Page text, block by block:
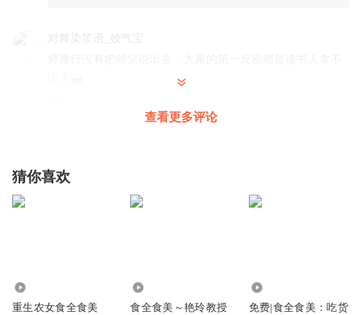
对舞染笙语_姣气宝
回复
微漭
查看更多评论
猜你喜欢
重生农女食全食美
食全食美～艳玲教授
免费|食全食美：吃货